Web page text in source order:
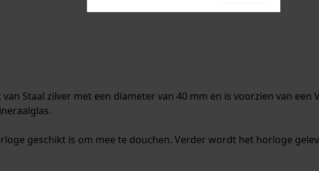
Staal zilver met een diameter van 40 mm en is voorzien van een
geschikt is om mee te douchen. Verder wordt het horloge